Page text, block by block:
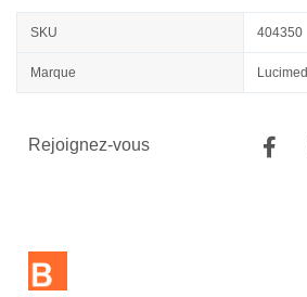
SKU 404350
Marque Lucimed
Rejoignez-vous